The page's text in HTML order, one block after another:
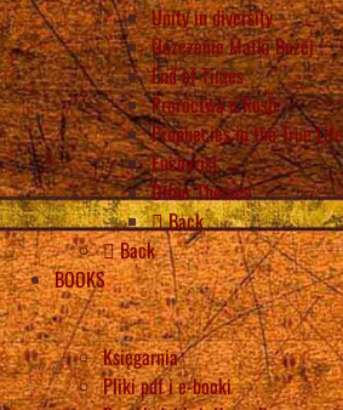
Unity in diversity
Uczczenie Matki Bożej
End of Times
Proroctwa o Rosji
Prophecies in the True
Eucharist
Other Themes
Back
Back
BOOKS
Księgarnia
Pliki pdf i e-booki